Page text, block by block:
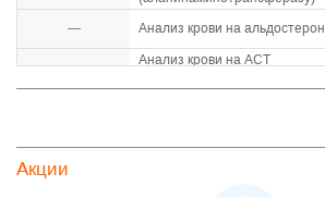
— Анализ крови на альдостерон
—
Анализ крови на АСТ
—
Акции